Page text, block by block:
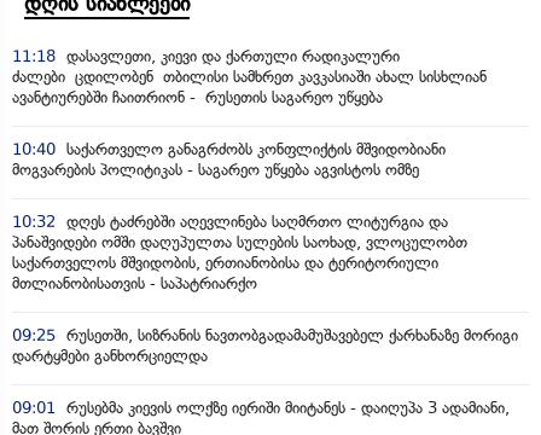
11:18 დასავლეთი, კიევი და ქართული რადიკალური
ძალები ცდილობენ თბილისი სამხრეთ კავკასიაში ახალ სისხლიან
ავანტიურებში ჩაითრიონ - რუსეთის საგარეო უწყება
10:40 საქართველო განაგრძობს კონფლიქტის მშვიდობიანი
მოგვარების პოლიტიკას - საგარეო უწყება აგვისტოს ომზე
10:32
დღეს ტაძრებში აღევლინება საღმრთო ლიტურგია და
პანაშვიდები ომში დაღუპულთა სულების საოხად, ვლოცულობთ
საქართველოს მშვიდობის, ერთიანობისა და ტერიტორიული
მთლიანობისათვის - საპატრიარქო
09:25 რუსეთში, სიზრანის ნავთობგადამამუშავებელ ქარხანაზე მორიგი
დარტყმები განხორციელდა
09:01
რუსებმა კიევის ოლქზე იერიში მიიტანეს - დაიღუპა 3 ადამიანი,
მათ შორის ერთი ბავშვი